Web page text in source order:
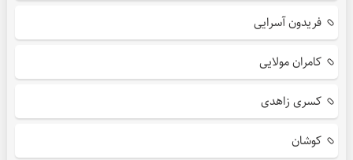
فریدون آسرایی
کامران مولایی
کسری زاهدی
کوشان